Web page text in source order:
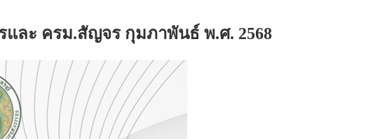
ละ ครม.สัญจร กุมภาพันธ์ พ.ศ. 2568